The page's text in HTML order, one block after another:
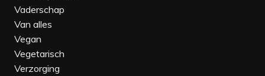
Vaderschap
Van alles
Vegan
Vegetarisch
Verzorging